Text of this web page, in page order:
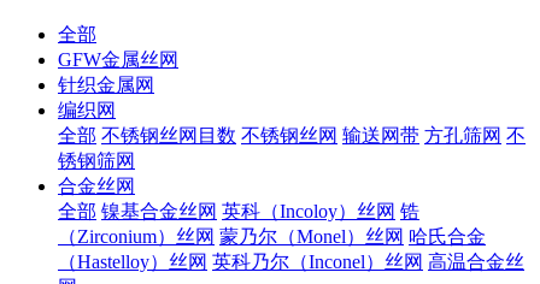
全部
GFW金属丝网
针织金属网
编织网
全部 不锈钢丝网目数 不锈钢丝网 输送网带 方孔筛网 不
锈钢筛网
合金丝网
全部 镍基合金丝网 英科（Incoloy）丝网 锆
（Zirconium）丝网 蒙乃尔（Monel）丝网 哈氏合金
（Hastelloy）丝网 英科乃尔（Inconel）丝网 高温合金丝